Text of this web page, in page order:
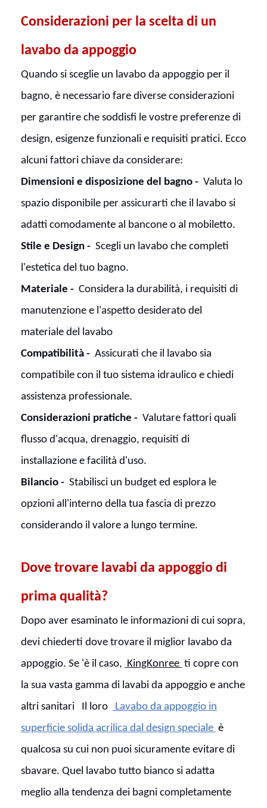
Considerazioni per la scelta di un
lavabo da appoggio
Quando si sceglie un lavabo da appoggio per il
bagno, è necessario fare diverse considerazioni
per garantire che soddisfi le vostre preferenze di
design, esigenze funzionali e requisiti pratici. Ecco
alcuni fattori chiave da considerare:
Dimensioni e disposizione del bagno - Valuta lo
spazio disponibile per assicurarti che il lavabo si
adatti comodamente al bancone o al mobiletto.
Stile e Design - Scegli un lavabo che completi
l'estetica del tuo bagno.
Materiale - Considera la durabilità, i requisiti di
manutenzione e l'aspetto desiderato del
materiale del lavabo
Compatibilità - Assicurati che il lavabo sia
compatibile con il tuo sistema idraulico e chiedi
assistenza professionale.
Considerazioni pratiche - Valutare fattori quali
flusso d'acqua, drenaggio, requisiti di
installazione e facilità d'uso.
Bilancio - Stabilisci un budget ed esplora le
opzioni all'interno della tua fascia di prezzo
considerando il valore a lungo termine.
Dove trovare lavabi da appoggio di
prima qualità?
Dopo aver esaminato le informazioni di cui sopra,
devi chiederti dove trovare il miglior lavabo da
appoggio. Se 'è il caso, KingKonree ti copre con
la sua vasta gamma di lavabi da appoggio e anche
altri sanitari
Il loro
Lavabo da appoggio in
superficie solida acrilica dal design speciale è
qualcosa su cui non puoi sicuramente evitare di
sbavare. Quel lavabo tutto bianco si adatta
meglio alla tendenza dei bagni completamente